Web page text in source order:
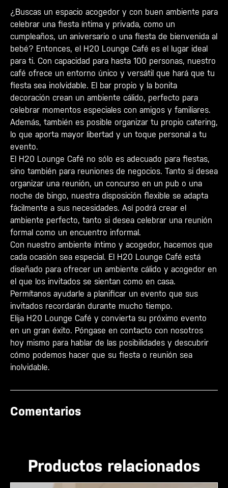
¿Buscas un espacio acogedor y con buen ambiente para
celebrar una fiesta íntima y privada, como un
cumpleaños, un aniversario o una fiesta de bienvenida al
bebé? Entonces, el H20 Lounge Café es el lugar ideal
para ti. Con capacidad para hasta 100 personas, nuestro
café ofrece un entorno único y versátil que hará que tu
fiesta sea inolvidable. El bar propio y la bonita
decoración crean un ambiente cálido, perfecto para
celebrar momentos especiales con amigos y familiares.
Además, también es posible organizar tu propio catering,
lo que aporta mayor libertad y un toque personal a tu
evento.
El H20 Lounge Café no sólo es adecuado para fiestas,
sino también para reuniones de negocios. Tanto si desea
organizar una reunión, un concurso en un pub o una
noche de bingo, nuestra disposición flexible se adapta
fácilmente a sus necesidades. Así podrá crear el
ambiente perfecto, tanto si desea celebrar una reunión
formal como un encuentro informal.
Con nuestro ambiente íntimo y acogedor, hacemos que
cada ocasión sea especial. El H20 Lounge Café está
diseñado para ofrecer un ambiente cálido y acogedor en
el que los invitados se sientan como en casa.
Permítanos ayudarle a planificar un evento que sus
invitados recordarán durante mucho tiempo.
Elija H20 Lounge Café y convierta su próximo evento
en un gran éxito. Póngase en contacto con nosotros
hoy mismo para hablar de las posibilidades y descubrir
cómo podemos hacer que su fiesta o reunión sea
inolvidable.
Comentarios
Productos relacionados